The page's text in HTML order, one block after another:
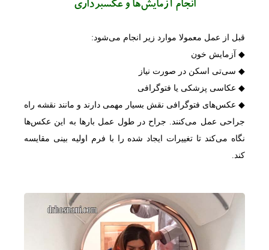
انجام آزمایش‌ها و عکسبرداری
قبل از عمل معمولا موارد زیر انجام می‌شود:
◆ آزمایش خون
◆ سی‌تی اسکن در صورت نیاز
◆ عکاسی پزشکی یا فتوگرافی
◆ عکس‌های فتوگرافی نقش بسیار مهمی دارند و مانند نقشه راه
جراحی عمل می‌کنند. جراح در طول عمل بارها به این عکس‌ها
نگاه می‌کند تا تغییرات ایجاد شده را با فرم اولیه بینی مقایسه
کند.